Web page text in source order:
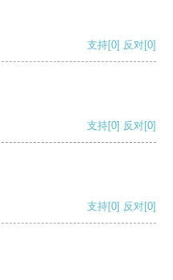
支持[0] 反对[0]
支持[0] 反对[0]
支持[0] 反对[0]